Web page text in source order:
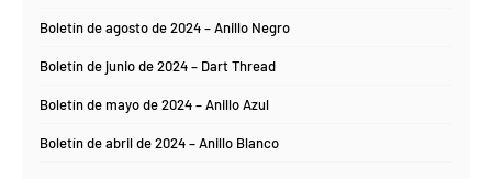
Boletín de agosto de 2024 – Anillo Negro
Boletín de junio de 2024 – Dart Thread
Boletín de mayo de 2024 – Anillo Azul
Boletín de abril de 2024 – Anillo Blanco